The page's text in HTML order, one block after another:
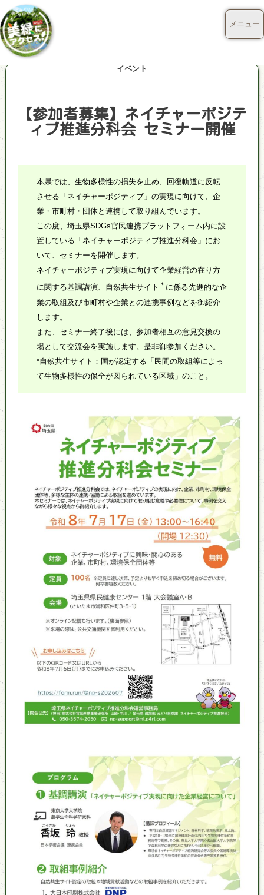
イベント
【参加者募集】ネイチャーポジテ
ィブ推進分科会 セミナー開催
本県では、生物多様性の損失を止め、回復軌道に反転
させる「ネイチャーポジティブ」の実現に向けて、企
業・市町村・団体と連携して取り組んでいます。
この度、埼玉県SDGs官民連携プラットフォーム内に設
置している「ネイチャーポジティブ推進分科会」にお
いて、セミナーを開催します。
ネイチャーポジティブ実現に向けて企業経営の在り方
に関する基調講演、自然共生サイト ＊ に係る先進的な企
業の取組及び市町村や企業との連携事例などを御紹介
します。
また、セミナー終了後には、参加者相互の意見交換の
場として交流会を実施します。是非御参加ください。
*自然共生サイト：国が認定する「民間の取組等によっ
て生物多様性の保全が図られている区域」のこと。
メニュー